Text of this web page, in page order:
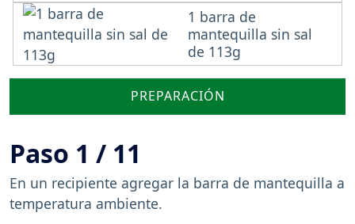
1 barra de
mantequilla sin sal
de 113g
PREPARACIÓN
Paso 1 / 11
En un recipiente agregar la barra de mantequilla a
temperatura ambiente.